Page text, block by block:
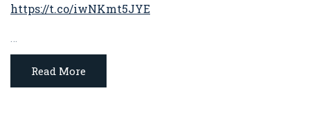
https://t.co/iwNKmt5JYE
Read More